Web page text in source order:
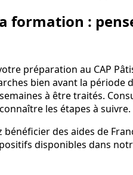
formation :
préparation au CAP
bien avant la période
à être traités.
les étapes à suivre.
des aides de
disponibles dans